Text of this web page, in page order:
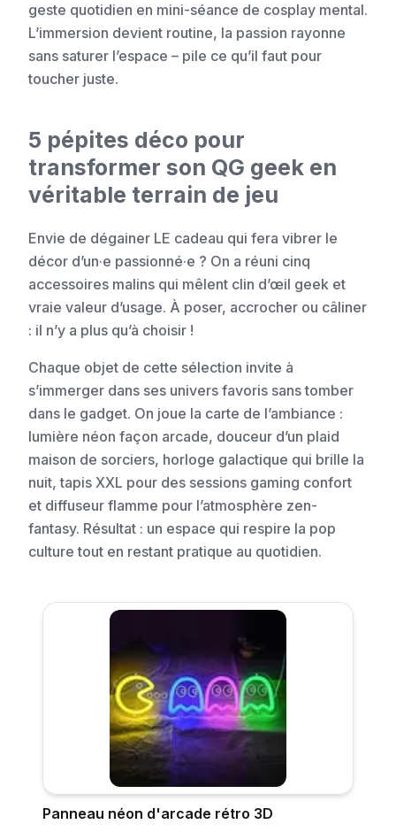
geste quotidien en mini-séance de cosplay mental.
L’immersion devient routine, la passion rayonne
sans saturer l’espace – pile ce qu’il faut pour
toucher juste.
5 pépites déco pour
transformer son QG geek en
véritable terrain de jeu
Envie de dégainer LE cadeau qui fera vibrer le
décor d’un·e passionné·e ? On a réuni cinq
accessoires malins qui mêlent clin d’œil geek et
vraie valeur d’usage. À poser, accrocher ou câliner
: il n’y a plus qu’à choisir !
Chaque objet de cette sélection invite à
s’immerger dans ses univers favoris sans tomber
dans le gadget. On joue la carte de l’ambiance :
lumière néon façon arcade, douceur d’un plaid
maison de sorciers, horloge galactique qui brille la
nuit, tapis XXL pour des sessions gaming confort
et diffuseur flamme pour l’atmosphère zen-
fantasy. Résultat : un espace qui respire la pop
culture tout en restant pratique au quotidien.
Panneau néon d'arcade rétro 3D